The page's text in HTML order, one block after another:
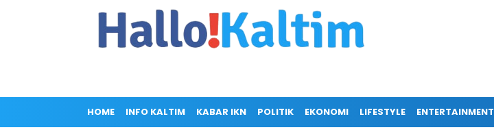
HOME INFO KALTIM KABAR IKN POLITIK EKONOMI LIFESTYLE ENTERTAINMENT